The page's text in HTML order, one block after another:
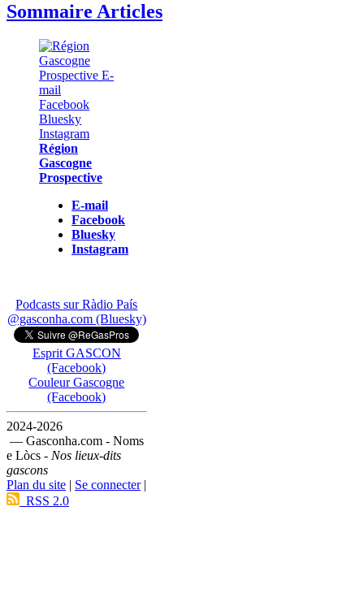
Sommaire Articles
Région
Gascogne
Prospective
E-mail
Facebook
Bluesky
Instagram
Podcasts sur Ràdio País
@gasconha.com (Bluesky)
Esprit GASCON
(Facebook)
Couleur Gascogne
(Facebook)
2024-2026
— Gasconha.com - Noms
e Lòcs - Nos lieux-dits
gascons
Plan du site | Se connecter|
RSS 2.0